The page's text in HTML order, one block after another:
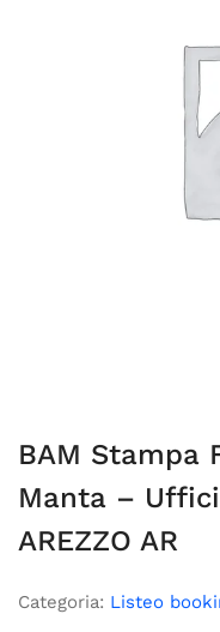
BAM Stampa
Manta –
AREZZO AR
Categoria: Listeo